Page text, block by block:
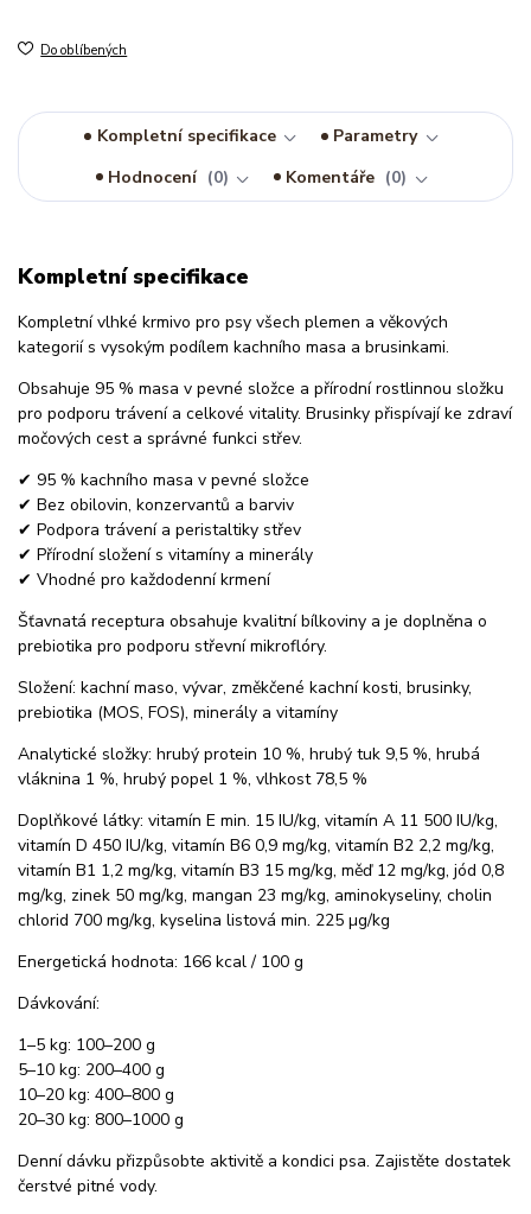
Do oblíbených
Kompletní specifikace
Parametry
Hodnocení
0 Komentáře 0
Kompletní specifikace
Kompletní vlhké krmivo pro psy všech plemen a věkových
kategorií s vysokým podílem kachního masa a brusinkami.
Obsahuje 95 % masa v pevné složce a přírodní rostlinnou složku
pro podporu trávení a celkové vitality. Brusinky přispívají ke zdraví
močových cest a správné funkci střev.
✔ 95 % kachního masa v pevné složce
✔ Bez obilovin, konzervantů a barviv
✔ Podpora trávení a peristaltiky střev
✔ Přírodní složení s vitamíny a minerály
✔ Vhodné pro každodenní krmení
Šťavnatá receptura obsahuje kvalitní bílkoviny a je doplněna o
prebiotika pro podporu střevní mikroflóry.
Složení: kachní maso, vývar, změkčené kachní kosti, brusinky,
prebiotika (MOS, FOS), minerály a vitamíny
Analytické složky: hrubý protein 10 %, hrubý tuk 9,5 %, hrubá
vláknina 1 %, hrubý popel 1 %, vlhkost 78,5 %
Doplňkové látky: vitamín E min. 15 IU/kg, vitamín A 11 500 IU/kg,
vitamín D 450 IU/kg, vitamín B6 0,9 mg/kg, vitamín B2 2,2 mg/kg,
vitamín B1 1,2 mg/kg, vitamín B3 15 mg/kg, měď 12 mg/kg, jód 0,8
mg/kg, zinek 50 mg/kg, mangan 23 mg/kg, aminokyseliny, cholin
chlorid 700 mg/kg, kyselina listová min. 225 µg/kg
Energetická hodnota: 166 kcal / 100 g
Dávkování:
1–5 kg: 100–200 g
5–10 kg: 200–400 g
10–20 kg: 400–800 g
20–30 kg: 800–1000 g
Denní dávku přizpůsobte aktivitě a kondici psa. Zajistěte dostatek
čerstvé pitné vody.